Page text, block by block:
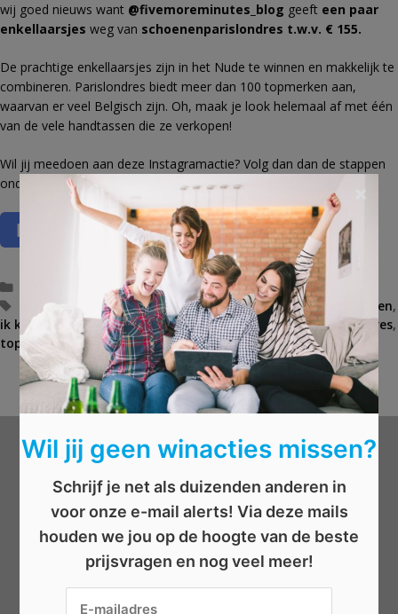
wij goed nieuws want @fivemoreminutes_blog geeft een paar
enkellaarsjes weg van schoenenparislondres t.w.v. € 155.
De prachtige enkellaarsjes zijn in het Nude te winnen en makkelijk te
combineren. Parislondres biedt meer dan 100 topmerken aan,
waarvan er veel Belgisch zijn. Oh, maak je look helemaal af met één
van de vele handtassen die ze verkopen!
Wil jij meedoen aan deze Instagramactie? Volg dan dan de stappen
onder de foto!
t
e
g
o
i
e
ë
a
g
s
enkellaarsjes ,fivemoreminutesblog,garderobe , handtassen,
ik koop belgisch
,parislondres,schoenen,schoenenparislondres,
topmerken
winactie
B
e
i
h
n
a
v
g
a
AFGELOPEN: Win een White Claw proefpakket
AFGELOPEN: Win een retro Smeg keukenrobot
Wat wil je winnen?
Beauty
Boeken
Elektronica
Eten/drinken
Wil jij geen winacties missen?
Schrijf je net als duizenden anderen in
voor onze e-mail alerts! Via deze mails
houden we jou op de hoogte van de beste
prijsvragen en nog veel meer!